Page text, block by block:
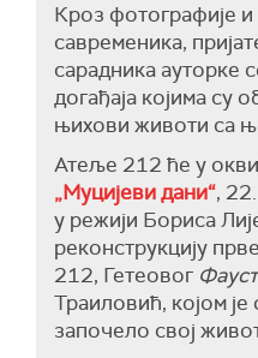
Кроз фотографије
савременика,
сарадника ауторке
догађаја којима су
њихови животи са
Атеље 212 ће у
„Муцијеви дани“,
у режији Бориса
реконструкцију
212, Гетеовог
Траиловић, којом
започело свој